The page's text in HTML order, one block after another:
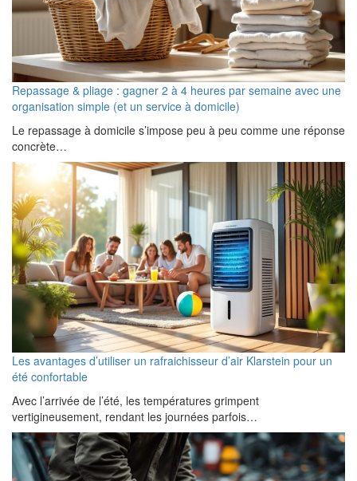
Repassage & pliage : gagner 2 à 4 heures par semaine avec une
organisation simple (et un service à domicile)
Le repassage à domicile s’impose peu à peu comme une réponse
concrète…
Les avantages d’utiliser un rafraichisseur d’air Klarstein pour un
été confortable
Avec l’arrivée de l’été, les températures grimpent
vertigineusement, rendant les journées parfois…